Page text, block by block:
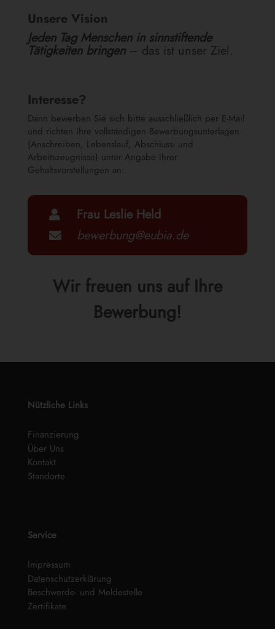
Unsere Vision
Jeden Tag Menschen in sinnstiftende
Tätigkeiten bringen– das ist unser Ziel.
Interesse?
Dann bewerben Sie sich bitte ausschließlich per E-Mail
und richten Ihre vollständigen Bewerbungsunterlagen
(Anschreiben, Lebenslauf, Abschluss- und
Arbeitszeugnisse) unter Angabe Ihrer
Gehaltsvorstellungen an:
 Frau Leslie Held
 bewerbung@eubia.de
Wir freuen uns auf Ihre
Bewerbung!
Nützliche Links
Finanzierung
Über Uns
Kontakt
Standorte
Service
Impressum
Datenschutzerklärung
Beschwerde- und Meldestelle
Zertifikate